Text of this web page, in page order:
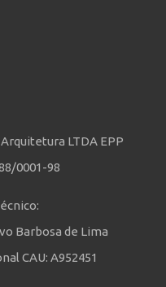
LTDA EPP
0001-98
Barbosa de Lima
CAU: A952451